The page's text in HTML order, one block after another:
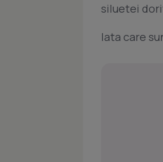
siluetei
Iata care